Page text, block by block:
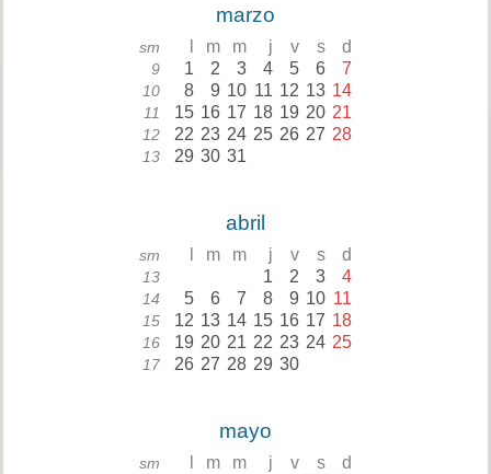
marzo
sm m m j v s d
9 1 2 3 4 5 6 7
10 8 9 10 11 12 13 14
11 15 16 17 18 19 20 21
12 22 23 24 25 26 27 28
13 29 30 31
abril
sm m m j v s d
13 1 2 3 4
14 5 6 7 8 9 10 11
15 12 13 14 15 16 17 18
16 19 20 21 22 23 24 25
17 26 27 28 29 30
mayo
sm m m j v s d